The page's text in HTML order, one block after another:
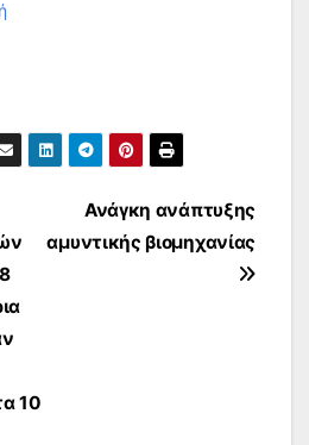
Ανάγκη ανάπτυξης
αμυντικής βιομηχανίας
10